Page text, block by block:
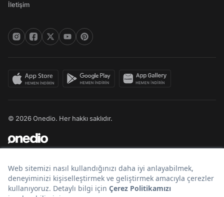
İletişim
© 2026 Onedio. Her hakkı saklıdır.
Bir markasıdır.